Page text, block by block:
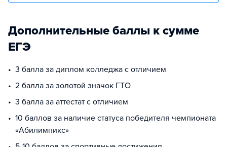
Дополнительные баллы к сумме
ЕГЭ
3 балла за диплом колледжа с отличием
2 балла за золотой значок ГТО
3 балла за аттестат с отличием
10 баллов за наличие статуса победителя чемпионата
«Абилимпикс»